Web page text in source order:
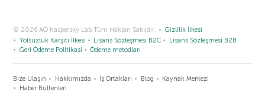
© 2026 AO Kaspersky Lab Tüm Hakları Saklıdır.
Gizlilik İlkesi
Yolsuzluk Karşıtı İlkesi
Lisans Sözleşmesi B2C
Lisans Sözleşmesi B2B
Geri Ödeme Politikasi
Ödeme metodları
Bize Ulaşın Hakkımızda İş Ortakları Blog
Kaynak Merkezi
Haber Bültenleri